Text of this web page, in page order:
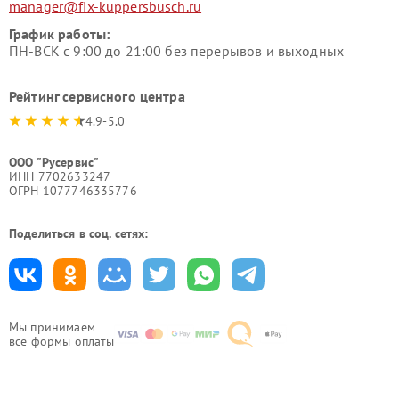
Мы принимаем
все формы оплаты
manager@fix-kuppersbusch.ru
График работы:
ПН-ВСК с 9:00 до 21:00 без перерывов и выходных
Рейтинг сервисного центра
4.9-5.0
ООО "Русервис"
ИНН 7702633247
ОГРН 1077746335776
Поделиться в соц. сетях: